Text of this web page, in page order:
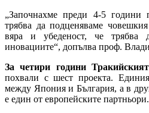
„Започнахме преди 4-5 години
трябва да подценяваме
вяра и убеденост, че
иновациите“, допълва проф.
За четири години
похвали с шест проекта.
между Япония и България, а в
е един от европейските партньори.